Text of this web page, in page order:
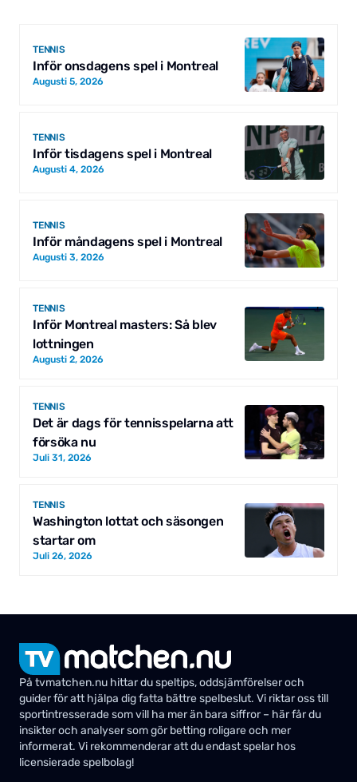
TENNIS
Inför onsdagens spel i Montreal
Augusti 5, 2026
TENNIS
Inför tisdagens spel i Montreal
Augusti 4, 2026
TENNIS
Inför måndagens spel i Montreal
Augusti 3, 2026
TENNIS
Inför Montreal masters: Så blev
lottningen
Augusti 2, 2026
TENNIS
Det är dags för tennisspelarna att
försöka nu
Juli 31, 2026
TENNIS
Washington lottat och säsongen
startar om
Juli 26, 2026
På tvmatchen.nu hittar du speltips, oddsjämförelser och
guider för att hjälpa dig fatta bättre spelbeslut. Vi riktar oss till
sportintresserade som vill ha mer än bara siffror – här får du
insikter och analyser som gör betting roligare och mer
informerat. Vi rekommenderar att du endast spelar hos
licensierade spelbolag!